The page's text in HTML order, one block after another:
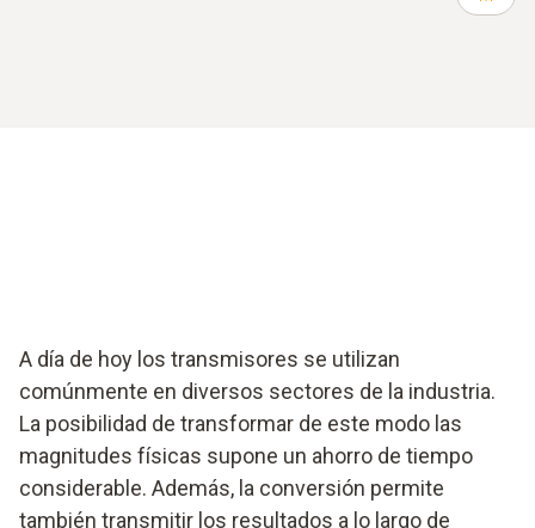
A día de hoy los transmisores se utilizan
comúnmente en diversos sectores de la industria.
La posibilidad de transformar de este modo las
magnitudes físicas supone un ahorro de tiempo
considerable. Además, la conversión permite
también transmitir los resultados a lo largo de